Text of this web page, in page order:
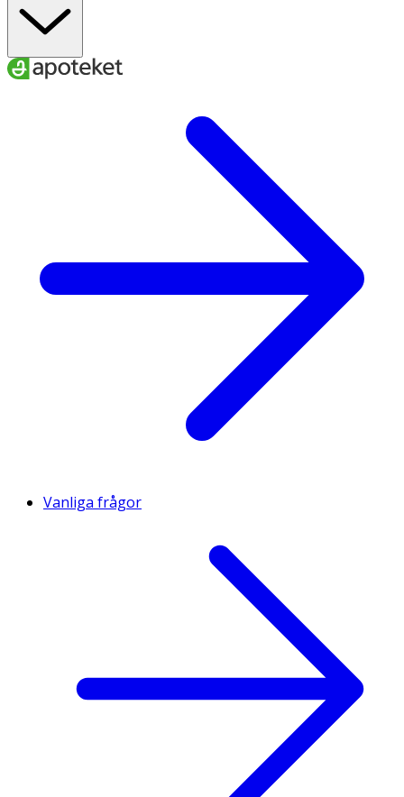
Vanliga frågor